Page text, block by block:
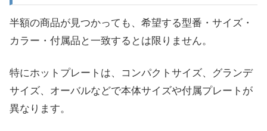
半額の商品が見つかっても、希望する型番・サイズ・
カラー・付属品と一致するとは限りません。
特にホットプレートは、コンパクトサイズ、グランデ
サイズ、オーバルなどで本体サイズや付属プレートが
異なります。